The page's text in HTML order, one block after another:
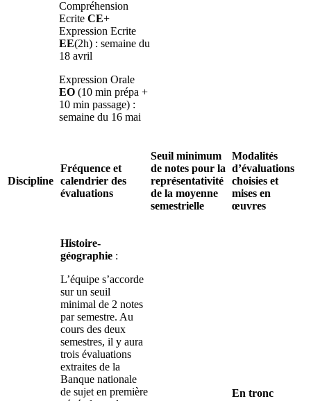
Compréhension
Ecrite CE+
Expression Ecrite
EE(2h) : semaine du
18 avril
Expression Orale
EO (10 min prépa +
10 min passage) :
semaine du 16 mai
Discipline
Fréquence et
calendrier des
évaluations
Seuil minimum
de notes pour la
représentativité
de la moyenne
semestrielle
Modalités
d’évaluations
choisies et
mises en
œuvres
Histoire-
géographie :
L’équipe s’accorde
sur un seuil
minimal de 2 notes
par semestre. Au
cours des deux
semestres, il y aura
trois évaluations
extraites de la
Banque nationale
de sujet en première
En tronc